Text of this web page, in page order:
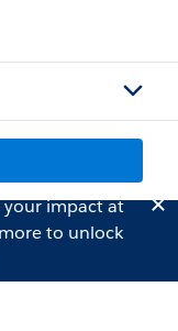
impact at
to unlock